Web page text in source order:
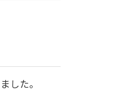
した。